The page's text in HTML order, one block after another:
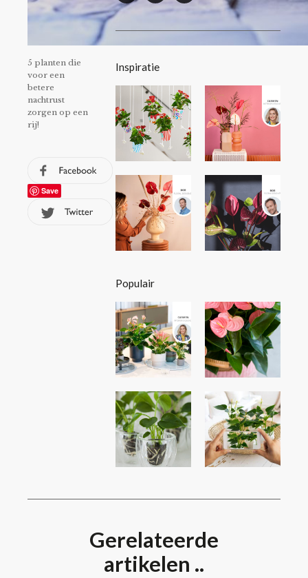
5 planten die
voor een
betere
nachtrust
zorgen op een
rij!
Save
Inspiratie
Populair
Gerelateerde
artikelen ..